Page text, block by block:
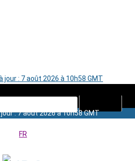
jour : 7 août 2026 à 10h58 GMT
: 7 août 2026 à 10h58 GMT
FR